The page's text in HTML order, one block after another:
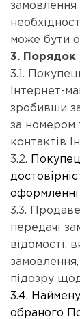
замовлення
може бути
3. Порядок
3.1.
Інтернет-
зробивши
за номером
контактів
3.2.
3.3.
передачі
відомості,
підозру
3.4.
обраного